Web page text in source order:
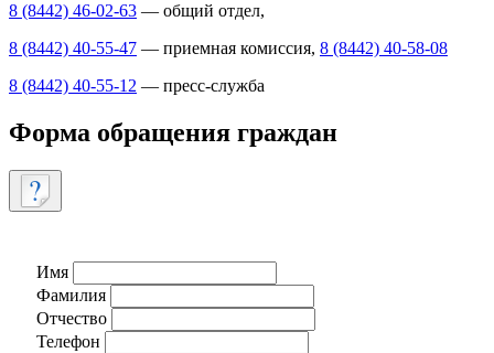
8 (8442) 46-02-63 — общий отдел,
8 (8442) 40-55-47 — приемная комиссия, 8 (8442) 40-58-08
8 (8442) 40-55-12 — пресс-служба
Форма обращения граждан
Имя
Фамилия
Отчество
Телефон